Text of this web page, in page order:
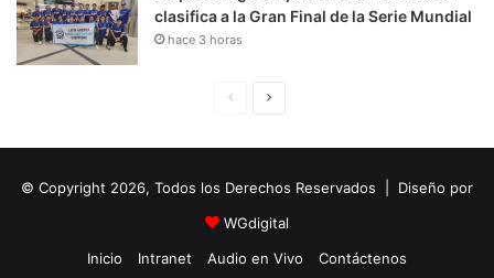
clasifica a la Gran Final de la Serie Mundial
hace 3 horas
i
n
a
u
i
e
© Copyright 2026, Todos los Derechos Reservados | Diseño por
WGdigital
Inicio
Intranet Audio en Vivo Contáctenos